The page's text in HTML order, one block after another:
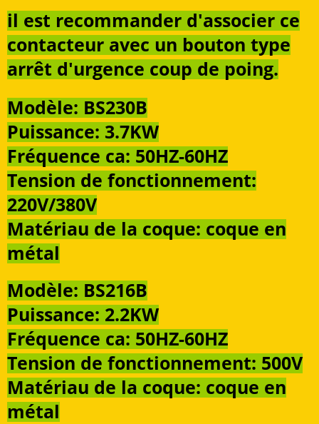
il est recommander d'associer ce
contacteur avec un bouton type
arrêt d'urgence coup de poing.
Modèle: BS230B
Puissance: 3.7KW
Fréquence ca: 50HZ-60HZ
Tension de fonctionnement:
220V/380V
Matériau de la coque: coque en
métal
Modèle: BS216B
Puissance: 2.2KW
Fréquence ca: 50HZ-60HZ
Tension de fonctionnement: 500V
Matériau de la coque: coque en
métal